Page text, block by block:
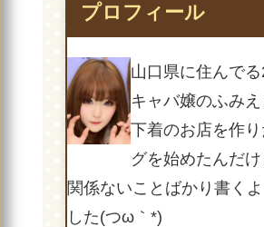
プロフィール
山口県に住んで
キャバ嬢のふみえ
下着のお店を作
グを始めたんだ
関係ないことばかり書く
した(つω｀*)